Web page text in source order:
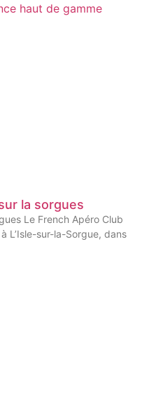
la sorgues
Le French Apéro Club
L’Isle-sur-la-Sorgue, dans